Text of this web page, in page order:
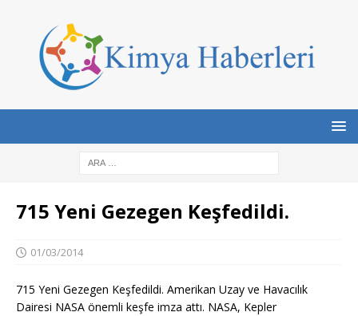
715 Yeni Gezegen Keşfedildi.
01/03/2014
715 Yeni Gezegen Keşfedildi. Amerikan Uzay ve Havacılık
Dairesi NASA önemli keşfe imza attı. NASA, Kepler